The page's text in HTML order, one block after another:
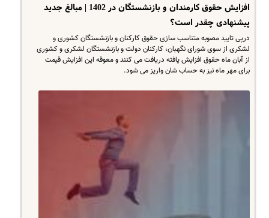
افزایش حقوق کارمندان و بازنشستگان در 1402 | مبالغ جدید
پیشنهادی چقدر است؟
درپی تایید مصوبه متناسب سازی حقوق کارکنان و بازنشستگان کشوری و
لشکری از سوی شورای نگهبان، کارکنان دولت و بازنشستگان لشکری و کشوری
از آبان ماه حقوق افزایش یافته دریافت می کنند و معوقه این افزایش قیمت
برای مهر ماه نیز به حساب شان واریز می شود.